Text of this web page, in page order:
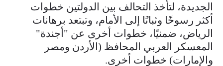
الجديدة، لتأخذ التحالف بين الدولتين خطوات
أكثر رسوخًا وثباتًا إلى الأمام، وتبتعد برهانات
الرياض، ضمنيًا، خطوات أخرى عن "أجندة"
المعسكر العربي المحافظ (الأردن ومصر
والإمارات) خطوات أخرى.